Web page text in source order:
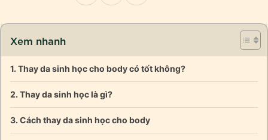
Xem nhanh
Thay da sinh học cho body có tốt không?
Thay da sinh học là gì?
Cách thay da sinh học cho body